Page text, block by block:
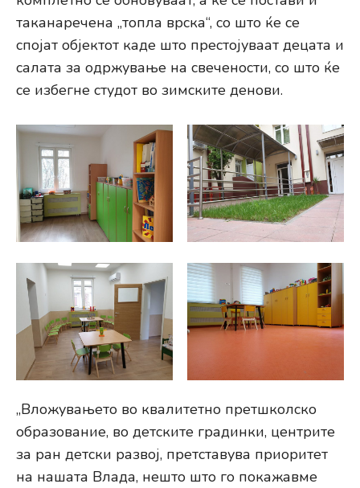
таканаречена „топла врска“, со што ќе се
спојат објектот каде што престојуваат децата и
салата за одржување на свечености, со што ќе
се избегне студот во зимските денови.
„Вложувањето во квалитетно претшколско
образование, во детските градинки, центрите
за ран детски развој, претставува приоритет
на нашата Влада, нешто што го покажавме